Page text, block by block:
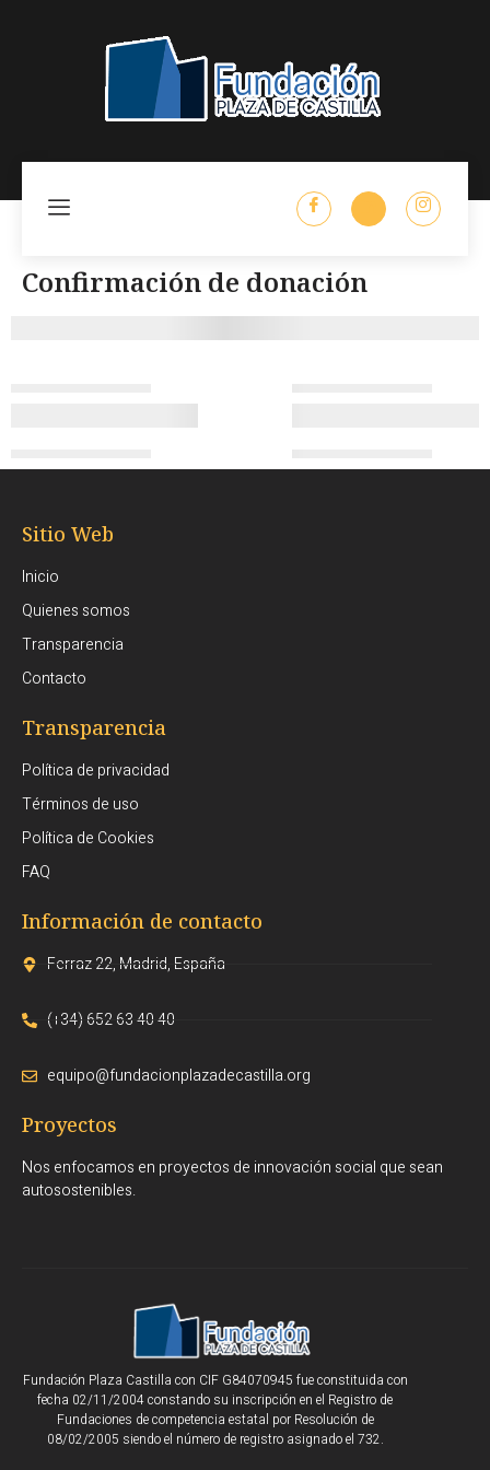
Confirmación de donación
Sitio Web
Inicio
Quienes somos
Transparencia
Contacto
Transparencia
Política de privacidad
Términos de uso
Política de Cookies
FAQ
Información de contacto
Ferraz 22, Madrid, España
(+34) 652 63 40 40
equipo@fundacionplazadecastilla.org
Proyectos
Nos enfocamos en proyectos de innovación social que sean
autosostenibles.
Fundación Plaza Castilla con CIF G84070945 fue constituida con
fecha 02/11/2004 constando su inscripción en el Registro de
Fundaciones de competencia estatal por Resolución de
08/02/2005 siendo el número de registro asignado el 732.